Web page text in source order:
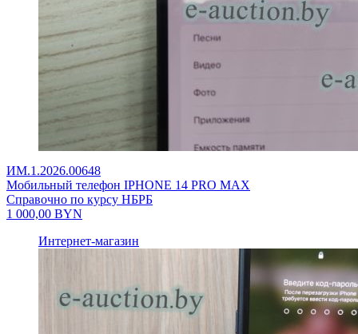
ИМ.1.2026.00648
Мобильный телефон IPHONE 14 PRO MAX
Справочно по курсу НБРБ
1 000,00 BYN
Интернет-магазин